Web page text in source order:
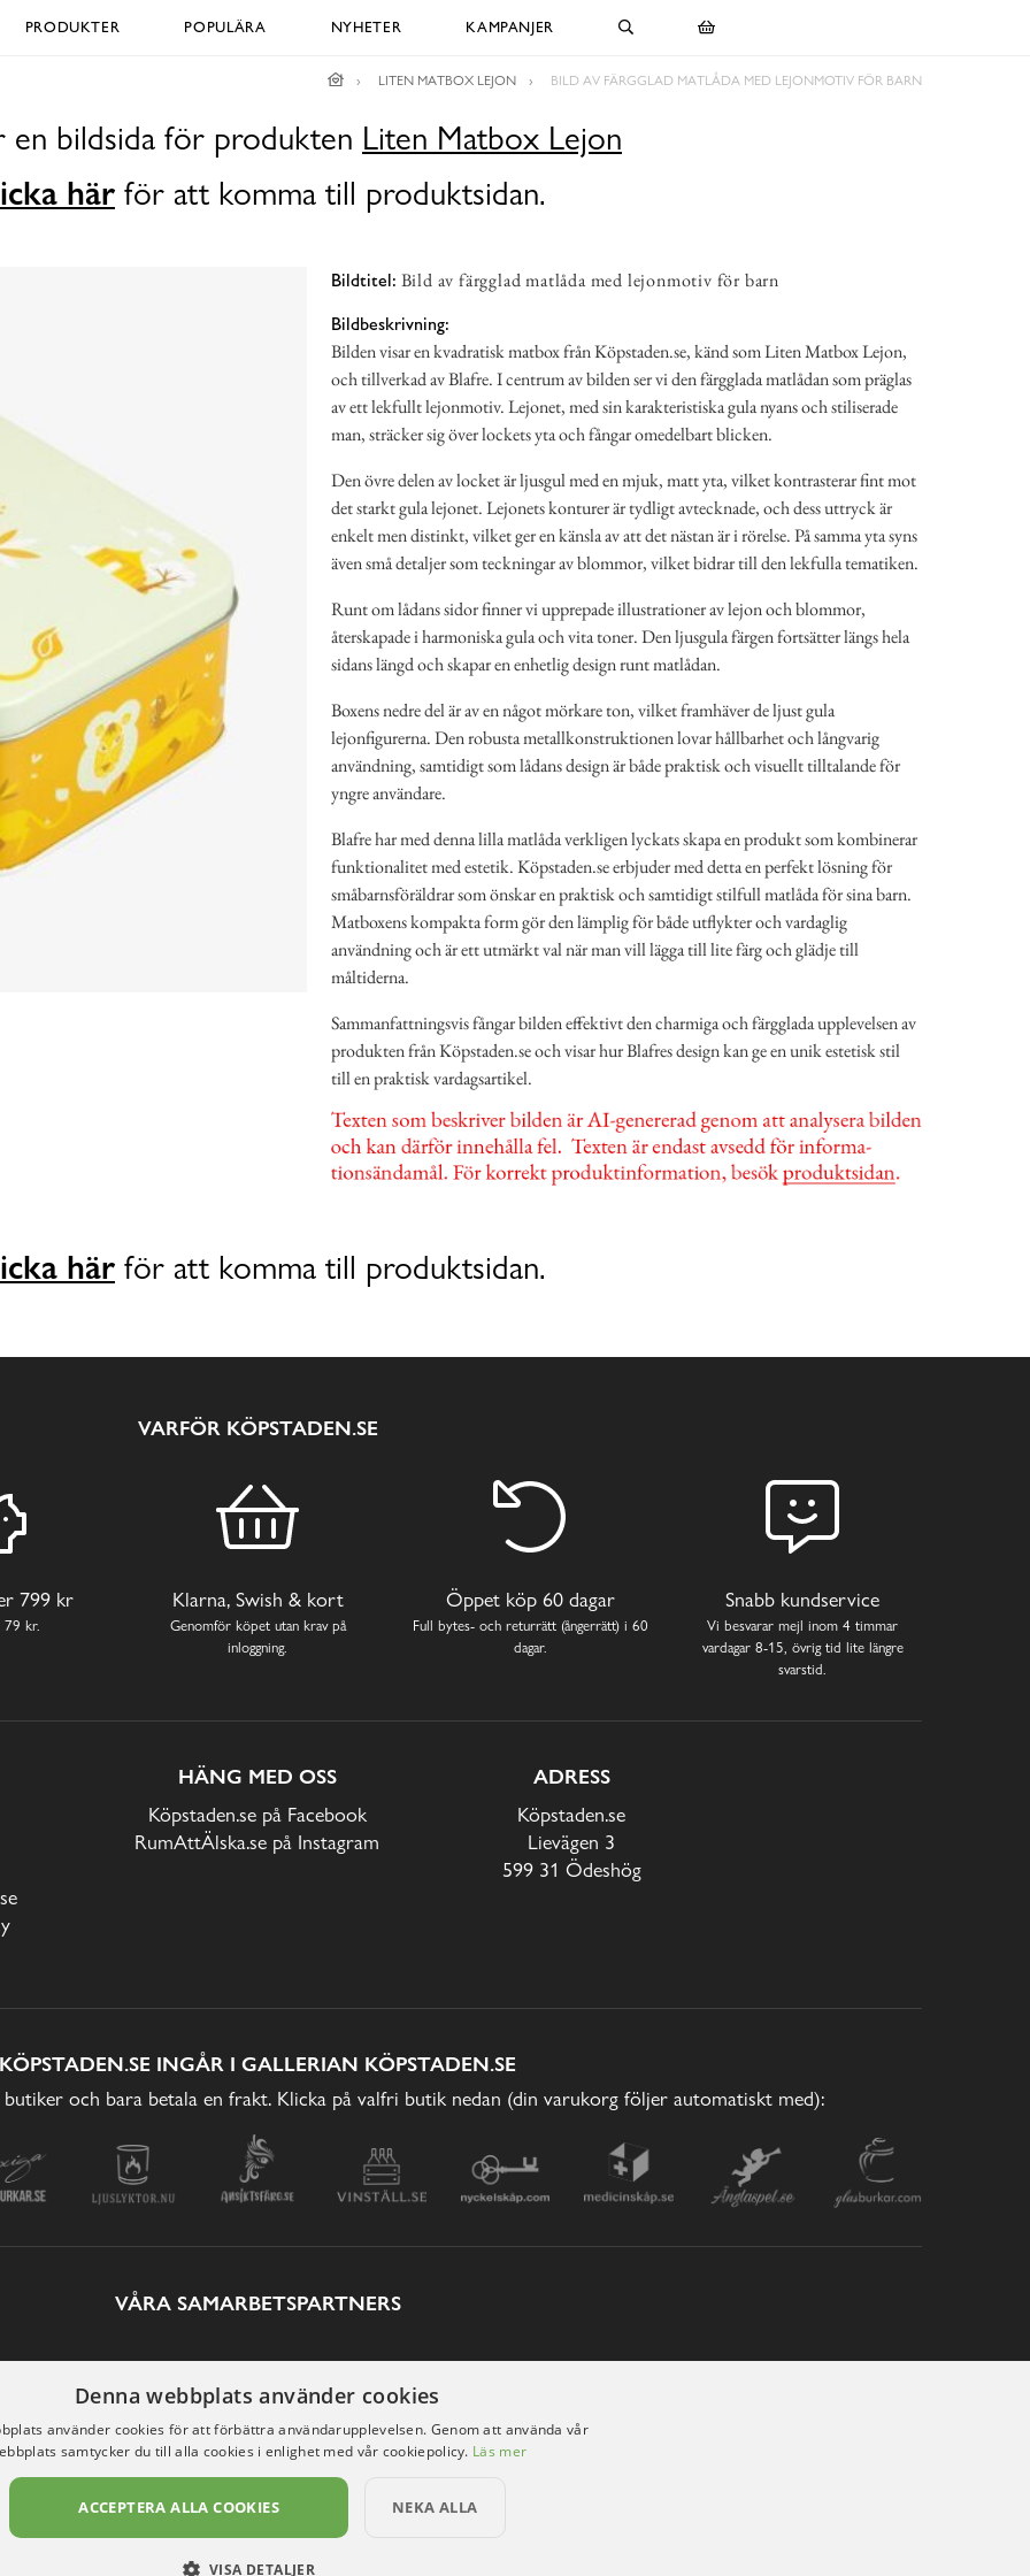
PRODUKTER POPULÄRA NYHETER KAMPANJER
LITEN MATBOX LEJON BILD AV FÄRGGLAD MATLÅDA MED LEJONMOTIV FÖR BARN
en bildsida för produkten Liten Matbox Lejon
här för att komma till produktsidan.
Bildtitel: Bild av färgglad matlåda med lejonmotiv för barn
Bildbeskrivning:
Bilden visar en kvadratisk matbox från Köpstaden.se, känd som Liten Matbox Lejon,
och tillverkad av Blafre. I centrum av bilden ser vi den färgglada matlådan som präglas
av ett lekfullt lejonmotiv. Lejonet, med sin karakteristiska gula nyans och stiliserade
man, sträcker sig över lockets yta och fångar omedelbart blicken.
Den övre delen av locket är ljusgul med en mjuk, matt yta, vilket kontrasterar fint mot
det starkt gula lejonet. Lejonets konturer är tydligt avtecknade, och dess uttryck är
enkelt men distinkt, vilket ger en känsla av att det nästan är i rörelse. På samma yta syns
även små detaljer som teckningar av blommor, vilket bidrar till den lekfulla tematiken.
Runt om lådans sidor finner vi upprepade illustrationer av lejon och blommor,
återskapade i harmoniska gula och vita toner. Den ljusgula färgen fortsätter längs hela
sidans längd och skapar en enhetlig design runt matlådan.
Boxens nedre del är av en något mörkare ton, vilket framhäver de ljust gula
lejonfigurerna. Den robusta metallkonstruktionen lovar hållbarhet och långvarig
användning, samtidigt som lådans design är både praktisk och visuellt tilltalande för
yngre användare.
Blafre har med denna lilla matlåda verkligen lyckats skapa en produkt som kombinerar
funktionalitet med estetik. Köpstaden.se erbjuder med detta en perfekt lösning för
småbarnsföräldrar som önskar en praktisk och samtidigt stilfull matlåda för sina barn.
Matboxens kompakta form gör den lämplig för både utflykter och vardaglig
användning och är ett utmärkt val när man vill lägga till lite färg och glädje till
måltiderna.
Sammanfattningsvis fångar bilden effektivt den charmiga och färgglada upplevelsen av
produkten från Köpstaden.se och visar hur Blafres design kan ge en unik estetisk stil
till en praktisk vardagsartikel.
här för att komma till produktsidan.
VARFÖR KÖPSTADEN.SE
799 kr
79 kr.
Klarna, Swish & kort
Genomför köpet utan krav på
inloggning.
Öppet köp 60 dagar
Full bytes- och returrätt (ångerrätt) i 60
dagar.
Snabb kundservice
Vi besvarar mejl inom 4 timmar
vardagar 8-15, övrig tid lite längre
svarstid.
HÄNG MED OSS
Köpstaden.se på Facebook
RumAttÄlska.se på Instagram
ADRESS
Köpstaden.se
Lievägen 3
599 31 Ödeshög
KÖPSTADEN.SE INGÅR I GALLERIAN KÖPSTADEN.SE
och bara betala en frakt. Klicka på valfri butik nedan (din varukorg följer automatiskt med):
VÅRA SAMARBETSPARTNERS
Denna webbplats använder cookies
använder cookies för att förbättra användarupplevelsen. Genom att använda vår
samtycker du till alla cookies i enlighet med vår cookiepolicy. Läs mer
ACCEPTERA ALLA COOKIES NEKA ALLA
VISA DETALJER